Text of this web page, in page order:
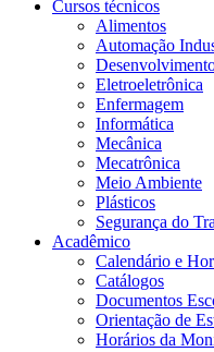
Cursos técnicos
Alimentos
Automação
Eletroeletrônica
Enfermagem
Informática
Mecânica
Mecatrônica
Meio Ambiente
Plásticos
Segurança do
Acadêmico
Calendário e
Catálogos
Documentos
Orientação de
Horários da